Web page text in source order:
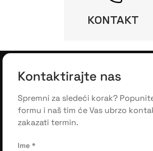
KONTAKT
Kontaktirajte nas
Spremni za sledeći korak?
formu i naš tim će Vas ubrzo
zakazati termin.
Ime *